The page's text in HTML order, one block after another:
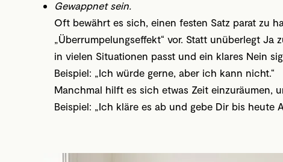
Gewappnet sein.
Oft bewährt es sich, einen festen Satz parat zu
„Überrumpelungseffekt“ vor. Statt unüberlegt
in vielen Situationen passt und ein klares Nein
Beispiel: „Ich würde gerne, aber ich kann nicht.“
Manchmal hilft es sich etwas Zeit einzuräumen,
Beispiel: „Ich kläre es ab und gebe Dir bis heute